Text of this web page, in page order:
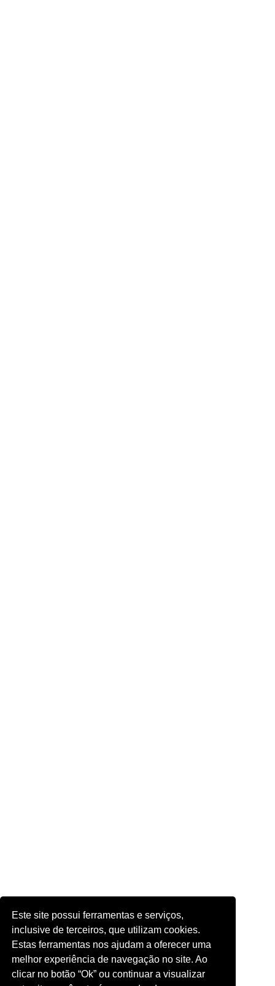
Este site possui ferramentas e serviços,
inclusive de terceiros, que utilizam cookies.
Estas ferramentas nos ajudam a oferecer uma
melhor experiência de navegação no site. Ao
clicar no botão “Ok” ou continuar a visualizar